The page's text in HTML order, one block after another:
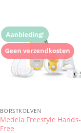
Aanbieding!
Geen verzendkosten
BORSTKOLVEN
Medela Freestyle Hands-
Free